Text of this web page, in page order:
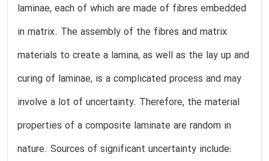
laminae, each of which are made of fibres embedded
in matrix. The assembly of the fibres and matrix
materials to create a lamina, as well as the lay up and
curing of laminae, is a complicated process and may
involve a lot of uncertainty. Therefore, the material
properties of a composite laminate are random in
nature. Sources of significant uncertainty include: